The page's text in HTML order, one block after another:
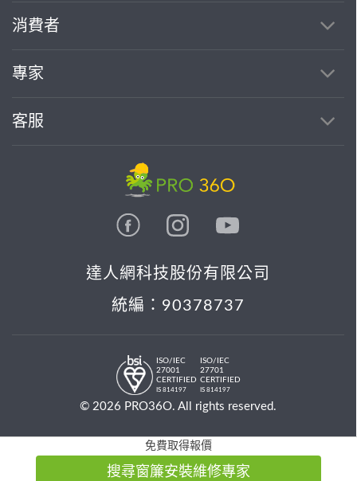
消費者
專家
客服
達人網科技股份有限公司
統編：90378737
ISO/IEC
27001
CERTIFIED
IS 814197
ISO/IEC
27701
CERTIFIED
IS 814197
© 2026 PRO36O. All rights reserved.
免費取得報價
搜尋窗簾安裝維修專家